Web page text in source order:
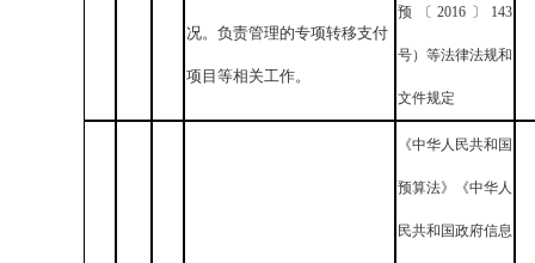
况。负责管理的专项转移支付
项目等相关工作。
预〔2016〕143
号）等法律法规和
文件规定
《中华人民共和国
预算法》《中华人
民共和国政府信息